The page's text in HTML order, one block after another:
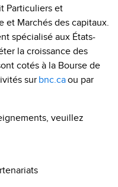
Particuliers et
et Marchés des capitaux.
spécialisé aux États-
la croissance des
cotés à la Bourse de
sur bnc.caou par
veuillez